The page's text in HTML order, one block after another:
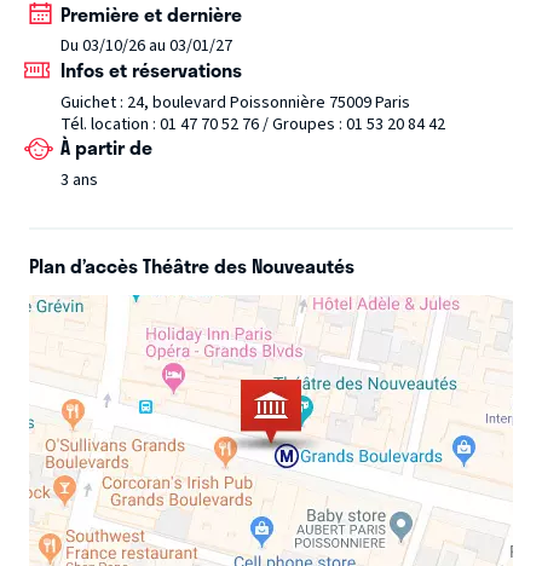
Première et dernière
Du 03/10/26 au 03/01/27
Infos et réservations
Guichet : 24, boulevard Poissonnière 75009 Paris
Tél. location : 01 47 70 52 76 / Groupes : 01 53 20 84 42
À partir de
3 ans
Plan d’accès Théâtre des Nouveautés